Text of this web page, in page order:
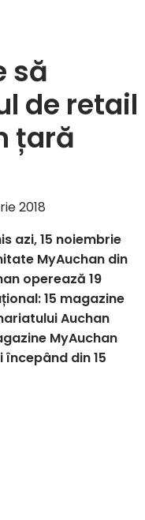
să
de retail
țară
2018
azi, 15 noiembrie
MyAuchan din
operează 19
15 magazine
Auchan
MyAuchan
din 15